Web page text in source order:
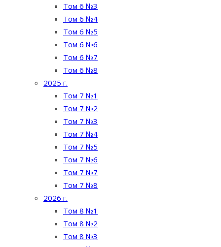
Том 6 №3
Том 6 №4
Том 6 №5
Том 6 №6
Том 6 №7
Том 6 №8
2025 г.
Том 7 №1
Том 7 №2
Том 7 №3
Том 7 №4
Том 7 №5
Том 7 №6
Том 7 №7
Том 7 №8
2026 г.
Том 8 №1
Том 8 №2
Том 8 №3